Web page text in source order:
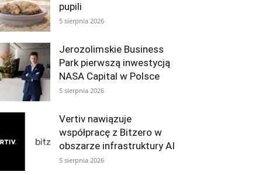
pupili
5 sierpnia 2026
Jerozolimskie Business
Park pierwszą inwestycją
NASA Capital w Polsce
5 sierpnia 2026
Vertiv nawiązuje
współpracę z Bitzero w
obszarze infrastruktury AI
5 sierpnia 2026